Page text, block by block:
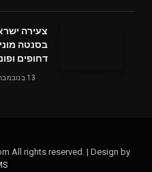
צעירה
בסנטה
דחופים
13 בנובמבר 2024
All rights reserved. | Design by